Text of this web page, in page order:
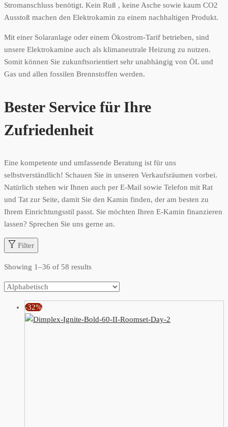
Stromanschluss benötigt. Kein Ruß , keine Asche sowie kaum CO2
Ausstoß machen den Elektrokamin zu einem nachhaltigen Produkt.
Mit einer Solaranlage oder einem Ökostrom-Tarif betrieben, sind
unsere Elektrokamine auch als klimaneutrale Heizung zu nutzen.
Somit können Sie zukunftsorientiert sehr unabhängig von ÖL und
Gas und allen fossilen Brennstoffen werden.
Bester Service für Ihre
Zufriedenheit
Eine kompetente und umfassende Beratung ist für uns
selbstverständlich! Schauen Sie in unseren Verkaufsräumen vorbei.
Natürlich stehen wir Ihnen auch per E-Mail sowie Telefon mit Rat
und Tat zur Seite, damit Sie den Kamin finden, der am besten zu
Ihrem Einrichtungsstil passt. Sie möchten Ihren E-Kamin finanzieren
lassen? Sprechen Sie uns gerne an.
Filter
Showing 1–36 of 58 results
-32%